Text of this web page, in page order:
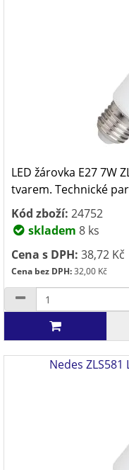
LED žárovka E27 7W
tvarem. Technické
Kód zboží: 24752
skladem 8 ks
Cena s DPH: 38,72 Kč
Cena bez DPH:32,00 Kč
Nedes ZLS581